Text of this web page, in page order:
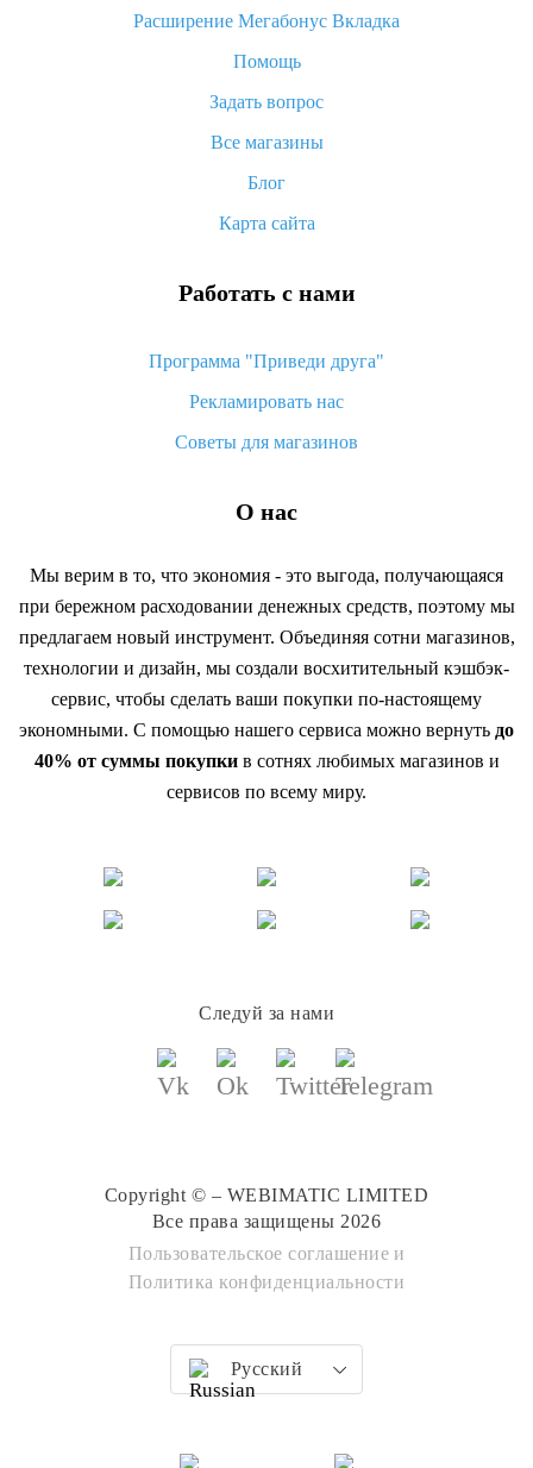
«AliExpress Standard Shipping»: что это за метод доставки и
как его отслеживать
Как покупать оптом на Алиэкспресс
Что делать, если не пришел товар с Алиэкспресс
возврата денег
Расширение Мегабонус Вкладка
Помощь
Задать вопрос
Все магазины
Блог
Карта сайта
Работать с нами
Программа "Приведи друга"
Рекламировать нас
Советы для магазинов
О нас
Мы верим в то, что экономия - это выгода, получающаяся
при бережном расходовании денежных средств, поэтому мы
предлагаем новый инструмент. Объединяя сотни магазинов,
технологии и дизайн, мы создали восхитительный кэшбэк-
сервис, чтобы сделать ваши покупки по-настоящему
экономными. С помощью нашего сервиса можно вернуть до
40% от суммы покупкив сотнях любимых магазинов и
сервисов по всему миру.
Следуй за нами
Copyright © – WEBIMATIC LIMITED
Все права защищены 2026
Пользовательское соглашение и
Политика конфиденциальности
Русский